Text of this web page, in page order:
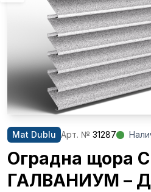
Mat Dublu Aрт. № 31287
Оградна щора
ГАЛВАНИУМ –